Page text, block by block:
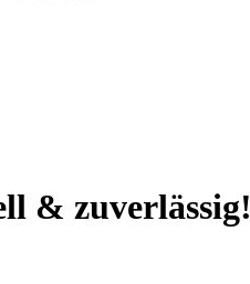
& zuverlässig!